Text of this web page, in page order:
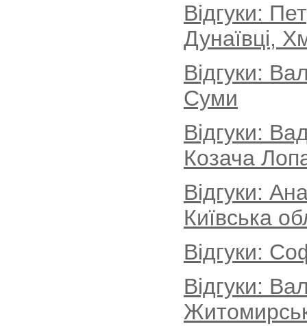
Відгуки:
Дунаївці,
Відгуки:
Суми
Відгуки:
Козача
Відгуки:
Київська
Відгуки:
Відгуки: